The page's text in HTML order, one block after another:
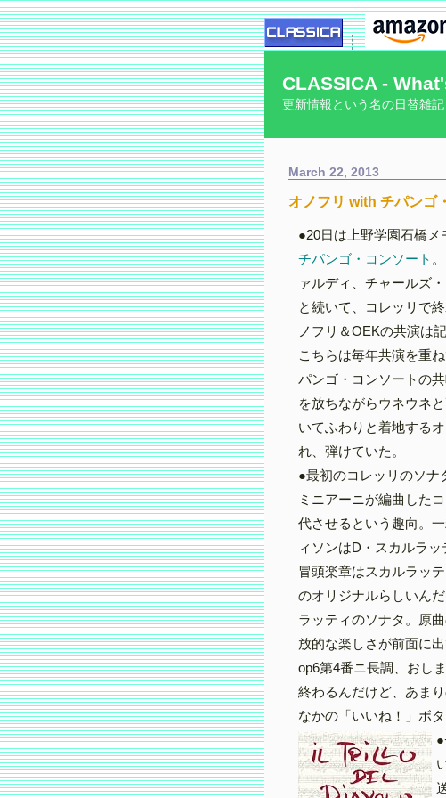
CLASSICA -
更新情報という名の日替雑記
March 22, 2013
オノフリ with チパンゴ
●20日は上野学園石橋メ
チパンゴ・コンソート
ァルディ、チャールズ
と続いて、コレッリで
ノフリ＆OEKの共演は
こちらは毎年共演を重
パンゴ・コンソートの
を放ちながらウネウネ
いてふわりと着地する
れ、弾けていた。
●最初のコレッリのソナ
ミニアーニが編曲した
代させるという趣向。
ィソンはD・スカルラッ
冒頭楽章はスカルラッ
のオリジナルらしいん
ラッティのソナタ。原
放的な楽しさが前面に
op6第4番ニ長調、おし
終わるんだけど、あま
なかの「いいね！」ボ